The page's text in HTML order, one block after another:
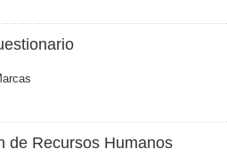
de Recursos Humanos